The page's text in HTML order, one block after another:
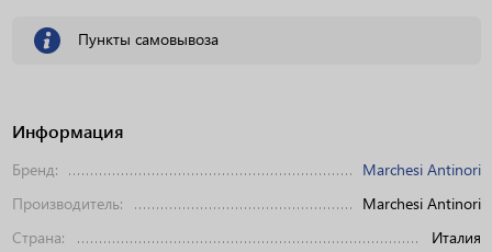
Информация
Бренд:
Marchesi Antinori
Производитель:
Marchesi Antinori
Страна:
Италия
Пункты самовывоза